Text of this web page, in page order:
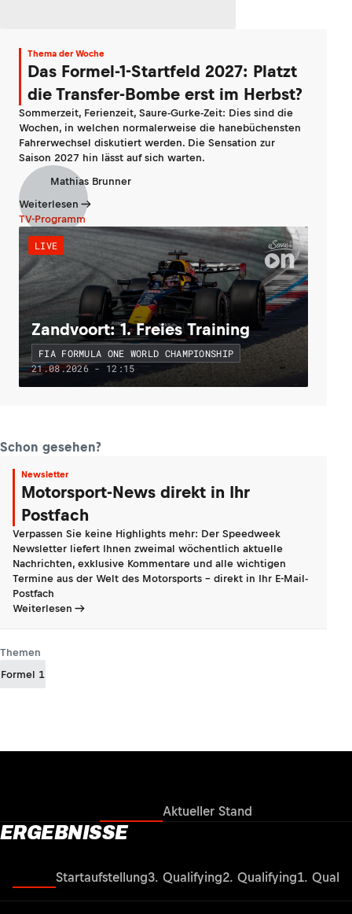
Thema der Woche
Das Formel-1-Startfeld 2027: Platzt
die Transfer-Bombe erst im Herbst?
Sommerzeit, Ferienzeit, Saure-Gurke-Zeit: Dies sind die
Wochen, in welchen normalerweise die hanebüchensten
Fahrerwechsel diskutiert werden. Die Sensation zur
Saison 2027 hin lässt auf sich warten.
Mathias Brunner
Weiterlesen
TV-Programm
LIVE
Zandvoort: 1. Freies Training
FIA FORMULA ONE WORLD CHAMPIONSHIP
21.08.2026 - 12:15
Schon gesehen?
Newsletter
Motorsport-News direkt in Ihr
Postfach
Verpassen Sie keine Highlights mehr: Der Speedweek
Newsletter liefert Ihnen zweimal wöchentlich aktuelle
Nachrichten, exklusive Kommentare und alle wichtigen
Termine aus der Welt des Motorsports - direkt in Ihr E-Mail-
Postfach
Weiterlesen
Themen
Formel 1
Aktueller Stand
ERGEBNISSE
Startaufstellung3. Qualifying2. Qualifying1.